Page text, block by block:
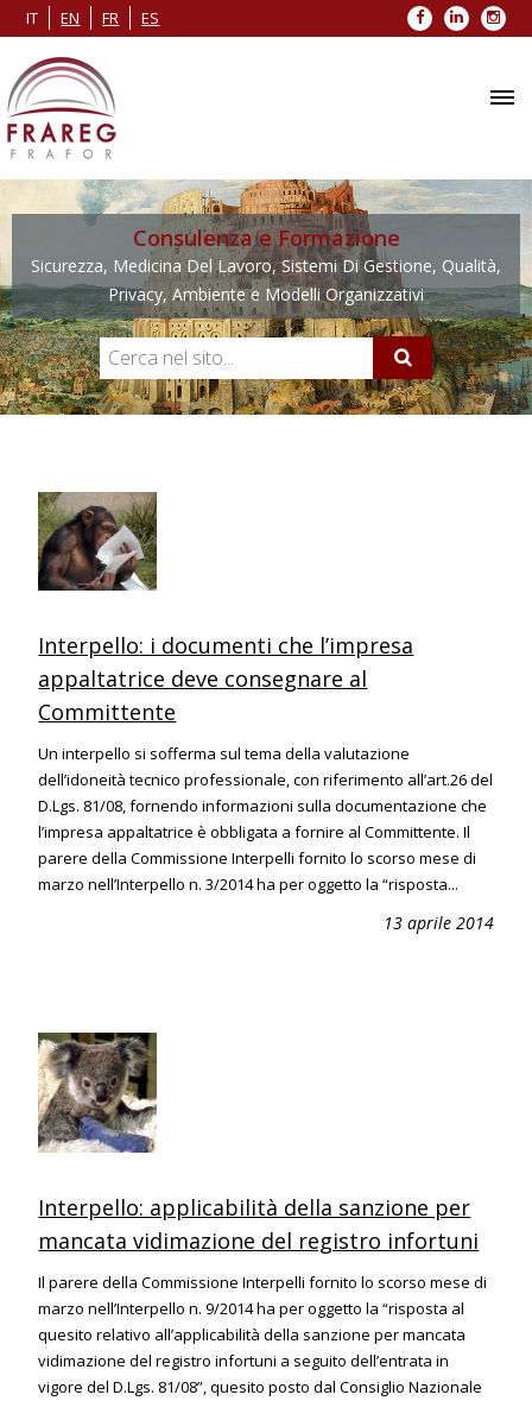
IT EN FR ES Facebook
LinkedIn
Consulenza e Formazione
Sicurezza, Medicina Del Lavoro, Sistemi Di Gestione, Qualità,
Privacy, Ambiente e Modelli Organizzativi
Interpello: i documenti che l’impresa
appaltatrice deve consegnare al
Committente
Un interpello si sofferma sul tema della valutazione
dell’idoneità tecnico professionale, con riferimento all’art.26 del
D.Lgs. 81/08, fornendo informazioni sulla documentazione che
l’impresa appaltatrice è obbligata a fornire al Committente. Il
parere della Commissione Interpelli fornito lo scorso mese di
marzo nell’Interpello n. 3/2014 ha per oggetto la “risposta...
13 aprile 2014
Interpello: applicabilità della sanzione per
mancata vidimazione del registro infortuni
Il parere della Commissione Interpelli fornito lo scorso mese di
marzo nell’Interpello n. 9/2014 ha per oggetto la “risposta al
quesito relativo all’applicabilità della sanzione per mancata
vidimazione del registro infortuni a seguito dell’entrata in
vigore del D.Lgs. 81/08”, quesito posto dal Consiglio Nazionale